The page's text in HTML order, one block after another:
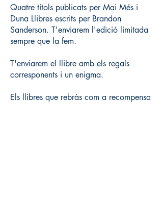
Quatre títols publicats per Mai Més i
Duna Llibres escrits per Brandon
Sanderson. T'enviarem l'edició limitada
sempre que la fem.
T'enviarem el llibre amb els regals
corresponents i un enigma.
Els llibres que rebràs com a recompensa